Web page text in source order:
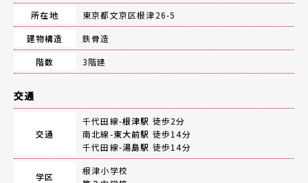
所在地
東京都文京区根津26-5
建物構造
鉄骨造
階数
3階建
交通
交通
千代田線-根津駅 徒歩2分
南北線-東大前駅 徒歩14分
千代田線-湯島駅 徒歩14分
学区
根津小学校